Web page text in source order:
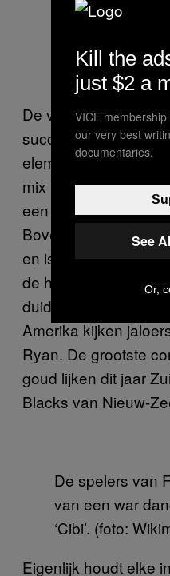
De vraag blijft wel
succesvol is met Fiji.
element is volgens
mix heeft gecreëerd
een aantal grote
Bovendien zijn de
en is Ryan tactisch
de hete adem van
duidelijk zijn. Landen
Amerika kijken
Ryan. De grootste
goud lijken dit jaar
Blacks van Nieuw-
De spelers van
van een war
‘Cibi’. (foto:
Eigenlijk houdt elke
Kill the
just $2 a
VICE
our very best
documentaries.
See
Or,